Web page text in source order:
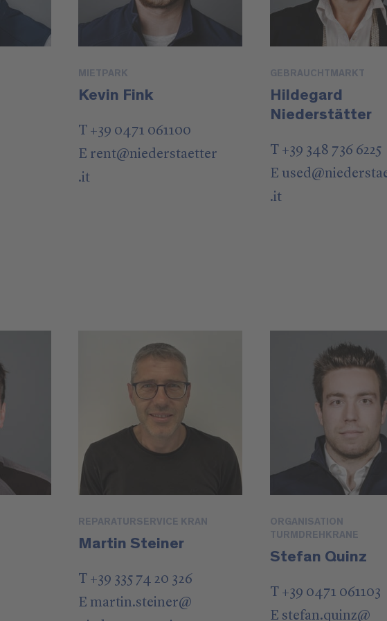
MIETPARK
Kevin Fink
T +39 0471 061100
E rent@niederstaetter
.it
GEBRAUCHTMARKT
Hildegard
Niederstätter
T +39 348 736 6225
E used@
.it
REPARATURSERVICE KRAN
Martin Steiner
T +39 335 74 20 326
E martin.steiner@
ORGANISATION
TURMDREHKRANE
Stefan Quinz
T +39 0471 061103
E stefan.quinz@